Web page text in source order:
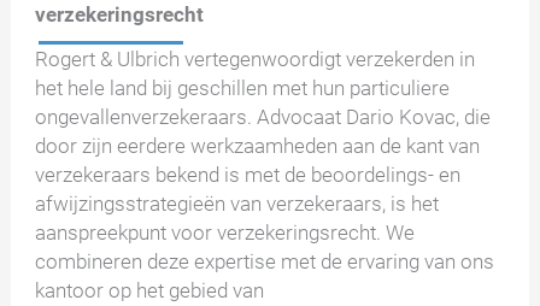
verzekeringsrecht
Rogert & Ulbrich vertegenwoordigt verzekerden in
het hele land bij geschillen met hun particuliere
ongevallenverzekeraars. Advocaat Dario Kovac, die
door zijn eerdere werkzaamheden aan de kant van
verzekeraars bekend is met de beoordelings- en
afwijzingsstrategieën van verzekeraars, is het
aanspreekpunt voor verzekeringsrecht. We
combineren deze expertise met de ervaring van ons
kantoor op het gebied van